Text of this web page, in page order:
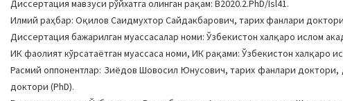
Диссертация мавзуси рўйхатга олинган рақам: B2020.2.PhD/Isl41.
Илмий раҳбар: Оқилов Саидмухтор Сайдакбарович, тарих фанлари
Диссертация бажарилган муассасалар номи: Ўзбекистон халқаро ислом
ИК фаолият кўрсатаётган муассаса номи, ИК рақами: Ўзбекистон халқаро
Расмий оппонентлар: Зиёдов Шовосил Юнусович, тарих фанлари
доктори (PhD).